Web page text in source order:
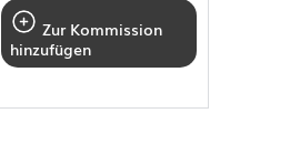
Zur Kommission
hinzufügen